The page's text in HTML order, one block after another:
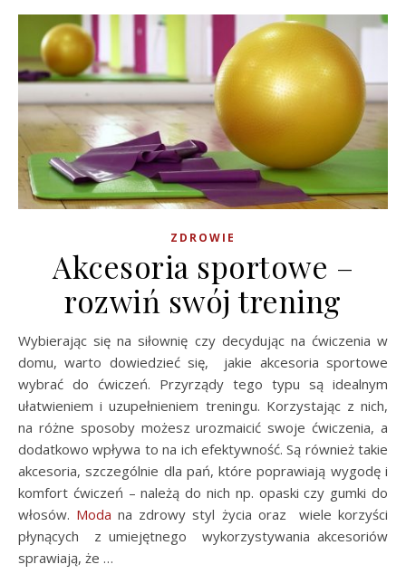
ZDROWIE
Akcesoria sportowe –
rozwiń swój trening
Wybierając się na siłownię czy decydując na ćwiczenia w
domu, warto dowiedzieć się, jakie akcesoria sportowe
wybrać do ćwiczeń. Przyrządy tego typu są idealnym
ułatwieniem i uzupełnieniem treningu. Korzystając z nich,
na różne sposoby możesz urozmaicić swoje ćwiczenia, a
dodatkowo wpływa to na ich efektywność. Są również takie
akcesoria, szczególnie dla pań, które poprawiają wygodę i
komfort ćwiczeń – należą do nich np. opaski czy gumki do
włosów. Moda na zdrowy styl życia oraz wiele korzyści
płynących z umiejętnego wykorzystywania akcesoriów
sprawiają, że …